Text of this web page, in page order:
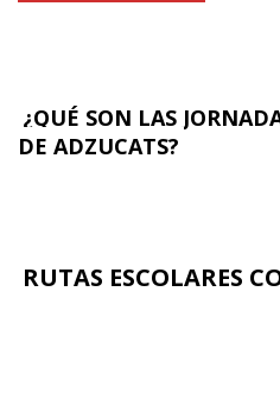
¿QUÉ SON LAS
DE ADZUCATS?
RUTAS ESCOLARES